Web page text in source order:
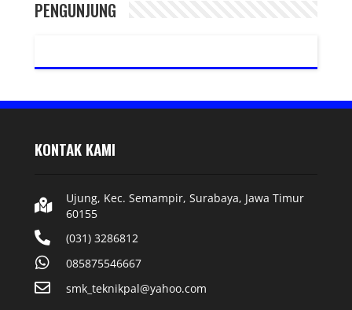
PENGUNJUNG
KONTAK KAMI
Ujung, Kec. Semampir, Surabaya, Jawa Timur
60155
(031) 3286812
085875546667
smk_teknikpal@yahoo.com